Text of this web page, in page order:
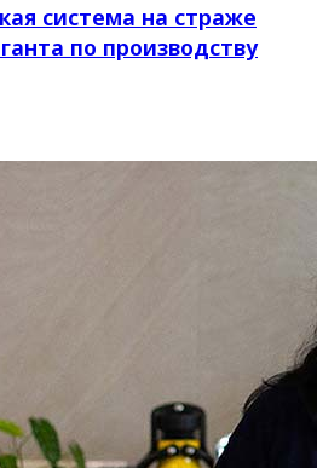
система на страже
по производству